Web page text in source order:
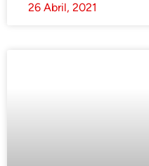
26 Abril, 2021